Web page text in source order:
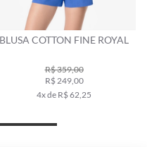
ROYAL
CAMISA COTTON